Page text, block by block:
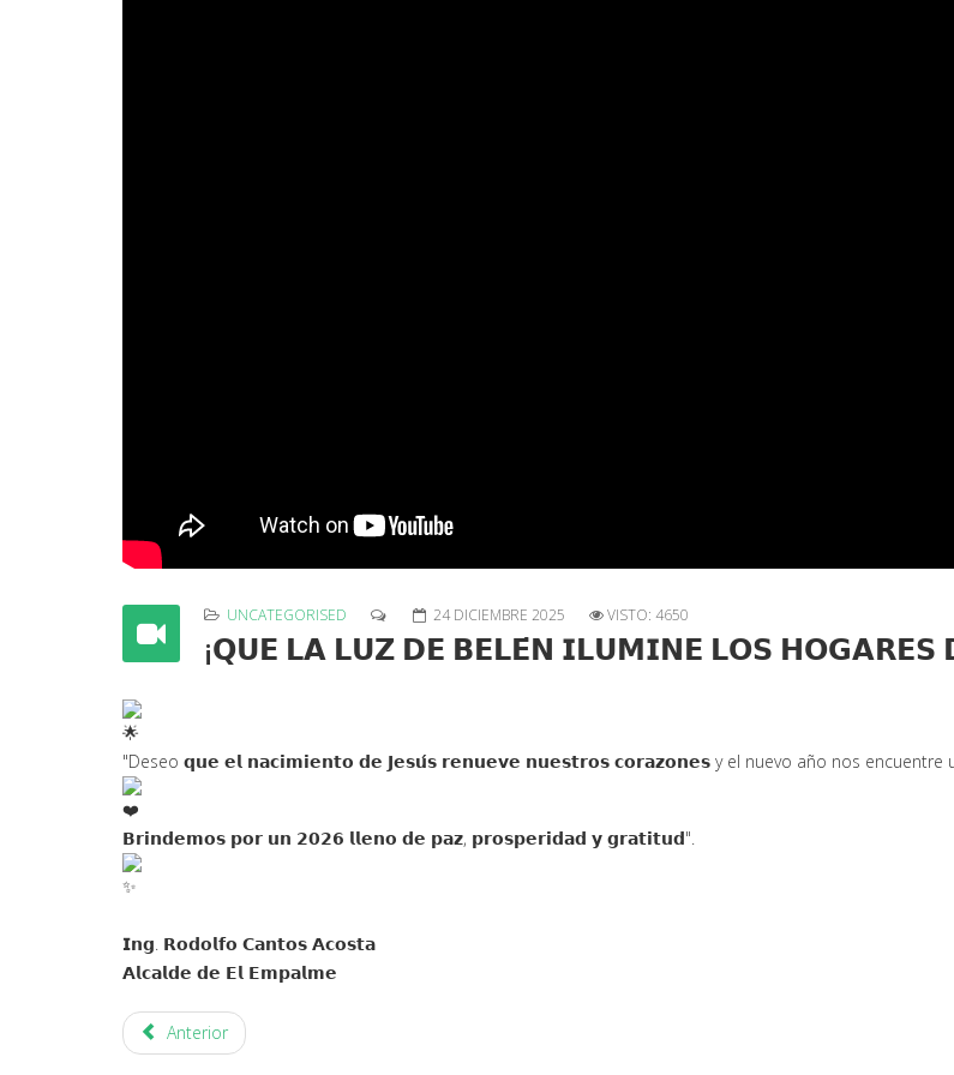
UNCATEGORISED 24 DICIEMBRE 2025 VISTO: 4650
¡𝗤𝗨𝗘 𝗟𝗔 𝗟𝗨𝗭 𝗗𝗘 𝗕𝗘𝗟𝗘́𝗡 𝗜𝗟𝗨𝗠𝗜𝗡𝗘 𝗟𝗢𝗦
"Deseo 𝗾𝘂𝗲 𝗲𝗹 𝗻𝗮𝗰𝗶𝗺𝗶𝗲𝗻𝘁𝗼 𝗱𝗲 𝗝𝗲𝘀𝘂́𝘀 𝗿𝗲𝗻𝘂𝗲𝘃𝗲 𝗻𝘂𝗲𝘀𝘁𝗿𝗼𝘀 𝗰𝗼𝗿𝗮𝘇𝗼𝗻𝗲𝘀 y el nuevo año nos encuentre
𝗕𝗿𝗶𝗻𝗱𝗲𝗺𝗼𝘀 𝗽𝗼𝗿 𝘂𝗻 𝟮𝟬𝟮𝟲 𝗹𝗹𝗲𝗻𝗼 𝗱𝗲 𝗽𝗮𝘇, 𝗽𝗿𝗼𝘀𝗽𝗲𝗿𝗶𝗱𝗮𝗱 𝘆 𝗴𝗿𝗮𝘁𝗶𝘁𝘂𝗱".
𝗜𝗻𝗴. 𝗥𝗼𝗱𝗼𝗹𝗳𝗼 𝗖𝗮𝗻𝘁𝗼𝘀 𝗔𝗰𝗼𝘀𝘁𝗮
𝗔𝗹𝗰𝗮𝗹𝗱𝗲 𝗱𝗲 𝗘𝗹 𝗘𝗺𝗽𝗮𝗹𝗺𝗲
Anterior